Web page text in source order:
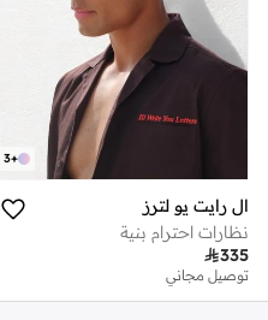
+
3
ال رايت يو لترز
نظارات احترام بنية
335
توصيل مجاني